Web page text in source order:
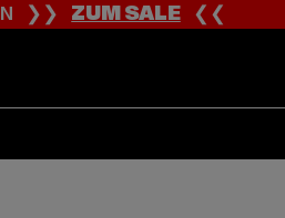
❯❯ZUM SALE❮❮